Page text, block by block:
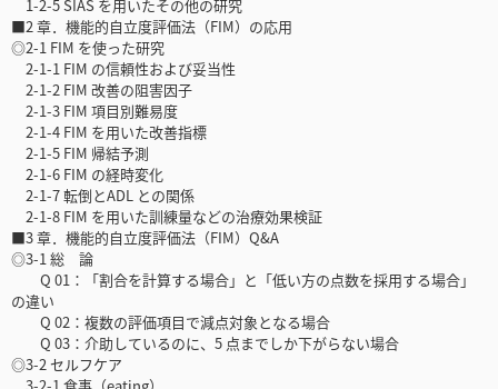
1-2-5 SIAS を用いたその他の研究
■2 章．機能的自立度評価法（FIM）の応用
◎2-1 FIM を使った研究
2-1-1 FIM の信頼性および妥当性
2-1-2 FIM 改善の阻害因子
2-1-3 FIM 項目別難易度
2-1-4 FIM を用いた改善指標
2-1-5 FIM 帰結予測
2-1-6 FIM の経時変化
2-1-7 転倒とADL との関係
2-1-8 FIM を用いた訓練量などの治療効果検証
■3 章．機能的自立度評価法（FIM）Q&A
◎3-1 総 論
Q 01：「割合を計算する場合」と「低い方の点数を採用する場合」
の違い
Q 02：複数の評価項目で減点対象となる場合
Q 03：介助しているのに、5 点までしか下がらない場合
◎3-2 セルフケア